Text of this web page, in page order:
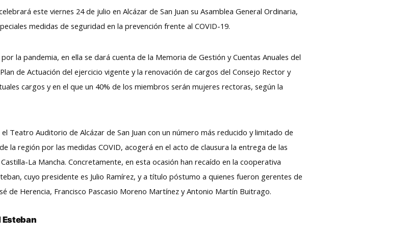
este viernes 24 de julio en Alcázar de San Juan su Asamblea General Ordinaria,
medidas de seguridad en la prevención frente al COVID-19.
la pandemia, en ella se dará cuenta de la Memoria de Gestión y Cuentas Anuales del
de Actuación del ejercicio vigente y la renovación de cargos del Consejo Rector y
cargos y en el que un 40% de los miembros serán mujeres rectoras, según la
Teatro Auditorio de Alcázar de San Juan con un número más reducido y limitado de
la región por las medidas COVID, acogerá en el acto de clausura la entrega de las
La Mancha. Concretamente, en esta ocasión han recaído en la cooperativa
cuyo presidente es Julio Ramírez, y a título póstumo a quienes fueron gerentes de
de Herencia, Francisco Pascasio Moreno Martínez y Antonio Martín Buitrago.
Esteban